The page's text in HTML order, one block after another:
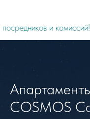
и комиссий!
COSMOS